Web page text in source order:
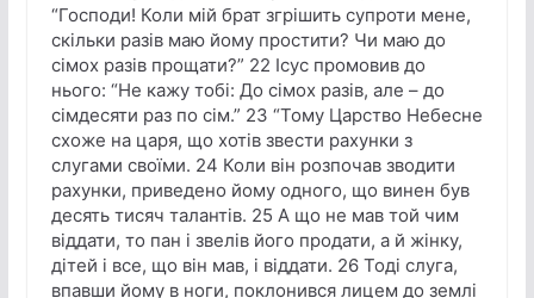
“Господи! Коли мій брат згрішить супроти мене,
скільки разів маю йому простити? Чи маю до
сімох разів прощати?” 22 Ісус промовив до
нього: “Не кажу тобі: До сімох разів, але – до
сімдесяти раз по сім.” 23 “Тому Царство Небесне
схоже на царя, що хотів звести рахунки з
слугами своїми. 24 Коли він розпочав зводити
рахунки, приведено йому одного, що винен був
десять тисяч талантів. 25 А що не мав той чим
віддати, то пан і звелів його продати, а й жінку,
дітей і все, що він мав, і віддати. 26 Тоді слуга,
впавши йому в ноги, поклонився лицем до землі